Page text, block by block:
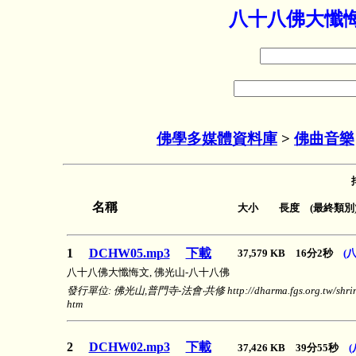
八十八佛大懺
佛學多媒體資料庫 > 佛曲音樂
名稱 大小 長度 (最終類別
1 DCHW05.mp3 下載 37,579 KB 16分2秒 (
八十八佛大懺悔文, 佛光山-八十八佛
發行單位: 佛光山,普門寺-法會‧共修 http://dharma.fgs.org.tw/
htm
2 DCHW02.mp3 下載 37,426 KB 39分55秒 (